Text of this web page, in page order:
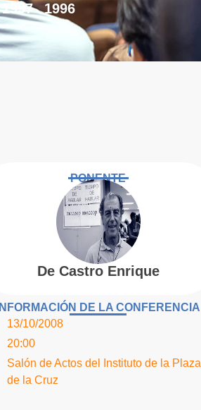
1997 1996
PONENTE
De Castro Enrique
INFORMACIÓN DE LA CONFERENCIA
13/10/2008
20:00
Salón de Actos del Instituto de la Plaza
de la Cruz